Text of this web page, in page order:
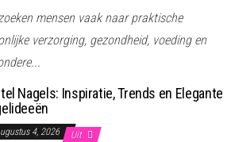
mensen vaak naar praktische
verzorging, gezondheid, voeding en
Nagels: Inspiratie, Trends en Elegante
4, 2026 Uit